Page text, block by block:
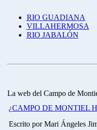
RIO GUADIANA
VILLAHERMOSA
RIO JABALÓN
La web del Campo de
¿CAMPO DE MONTIEL
Escrito por Mari Ángeles